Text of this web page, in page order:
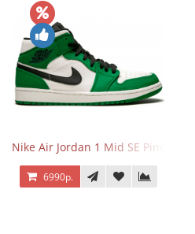
Nike Air Jordan 1 Mid SE Pine Green
6990р.